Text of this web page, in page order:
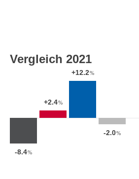
Vergleich 2021
-8.4%
+2.4%
+12.2%
-2.0%